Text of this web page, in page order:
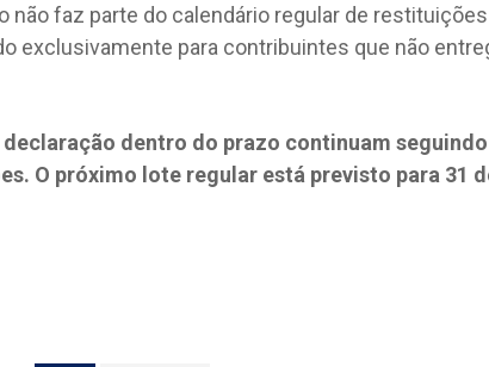
não faz parte do calendário regular de
exclusivamente para contribuintes que não
dentro do prazo continuam
O próximo lote regular está previsto para 31